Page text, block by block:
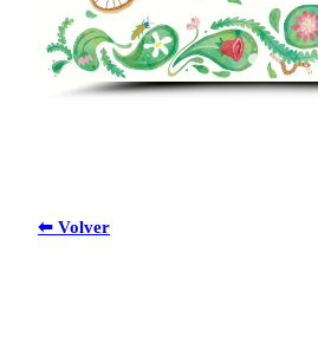
⬅ Volver